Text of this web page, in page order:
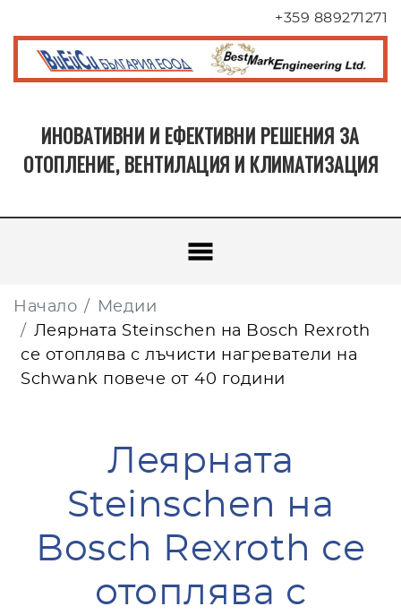
+359 889271271
ИНОВАТИВНИ И ЕФЕКТИВНИ РЕШЕНИЯ ЗА
ОТОПЛЕНИЕ, ВЕНТИЛАЦИЯ И КЛИМАТИЗАЦИЯ
Начало
Медии
Леярната Steinschen на Bosch Rexroth
се отоплява с лъчисти нагреватели на
Schwank повече от 40 години
Леярната
Steinschen на
Bosch Rexroth се
отоплява с